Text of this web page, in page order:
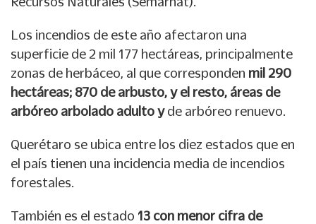
Los incendios de este año afectaron una
superficie de 2 mil 177 hectáreas, principalmente
zonas de herbáceo, al que corresponden mil 290
hectáreas; 870 de arbusto, y el resto, áreas de
arbóreo arbolado adulto y de arbóreo renuevo.
Querétaro se ubica entre los diez estados que en
el país tienen una incidencia media de incendios
forestales.
También es el estado 13 con menor cifra de